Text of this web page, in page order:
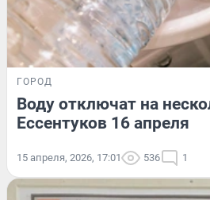
ГОРОД
Воду отключат на
Ессентуков 16 апреля
15 апреля, 2026, 17:01 536 1